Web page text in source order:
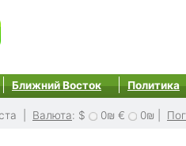
Ближний Восток Политика
| Валюта: $ 0₪ € 0₪